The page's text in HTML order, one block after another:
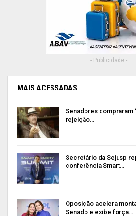
- Publicidade -
MAIS ACESSADAS
Senadores compraram
rejeição…
Secretário da Sejusp
conferência Smart…
Oposição acelera
Senado e exibe força…